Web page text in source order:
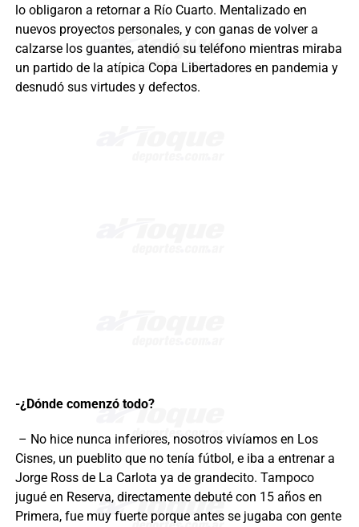
lo obligaron a retornar a Río Cuarto. Mentalizado en
nuevos proyectos personales, y con ganas de volver a
calzarse los guantes, ​atendió su teléfono mientras miraba
un partido de la atípica Copa Libertadores en pandemia y
desnudó sus virtudes y defectos.
-¿Dónde comenzó todo?
– No hice nunca inferiores, nosotros vivíamos en Los
Cisnes, un pueblito que no tenía fútbol, e iba a entrenar a
Jorge Ross de La Carlota ya de grandecito. Tampoco
jugué en Reserva, directamente debuté con 15 años en
Primera, fue muy fuerte porque antes se jugaba con gente